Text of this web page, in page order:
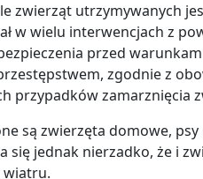
zwierząt utrzymywanych
w wielu interwencjach z
przed
zgodnie z
przypadków zamarznięcia
są zwierzęta domowe,
się jednak nierzadko, że i
wiatru.